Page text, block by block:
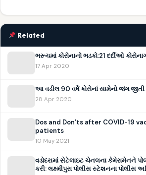
Related
ભરૂચમાં કોરોનાનો ભડકો:21 દર્દીઓ
17 Apr 2020
આ વડીલ 90 વર્ષે કોરોનાં સામેનો જંગ
28 Apr 2020
Dos and Don’ts after COVID-19
patients
10 May 2021
વડોદરામાં સેટેલાઇટ ચેનલના કેમેરામેનને
કરી: લક્ષ્મીપુરા પોલીસ સ્ટેશનના પોલીસ